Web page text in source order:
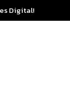
Digital!